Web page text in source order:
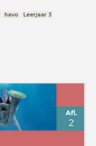
havo Leerjaar 3